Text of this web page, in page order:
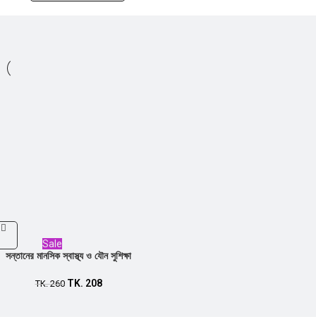
Sale
সন্তানের মানসিক স্বাস্থ্য ও যৌন সুশিক্ষা
TK.260 TK. 208